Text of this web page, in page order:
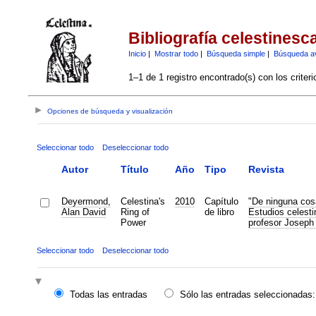
Bibliografía
Inicio| Mostrar todo| Búsqueda simple| Búsqueda
1–1 de 1 registro encontrado(s) con los
Opciones de búsqueda y visualización
Seleccionar todo Deseleccionar todo
Autor Título Año Tipo Revista
Deyermond,
Alan David
Celestina's
Ring of
Power
2010
Capítulo
de libro
"De ninguna
Estudios
profesor
Seleccionar todo Deseleccionar todo
Todas las entradas
Sólo las entradas seleccionadas: